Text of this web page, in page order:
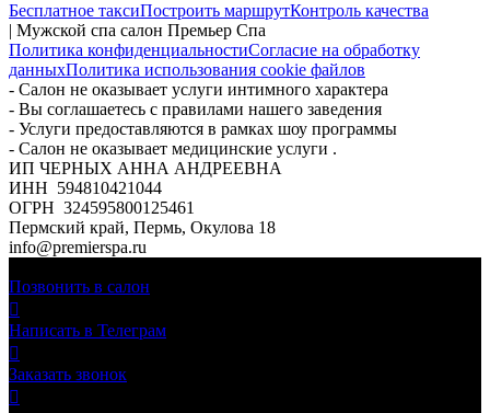
Бесплатное таксиПостроить маршрутКонтроль качества
| Мужской спа салон Премьер Спа
Политика конфиденциальностиСогласие на обработку
данныхПолитика использования cookie файлов
- Салон не оказывает услуги интимного характера
- Вы соглашаетесь с правилами нашего заведения
- Услуги предоставляются в рамках шоу программы
- Салон не оказывает медицинские услуги .
ИП ЧЕРНЫХ АННА АНДРЕЕВНА
ИНН 594810421044
ОГРН 324595800125461
Пермский край, Пермь, Окулова 18
info@premierspa.ru
Позвонить в салон

Написать в Телеграм

Заказать звонок
